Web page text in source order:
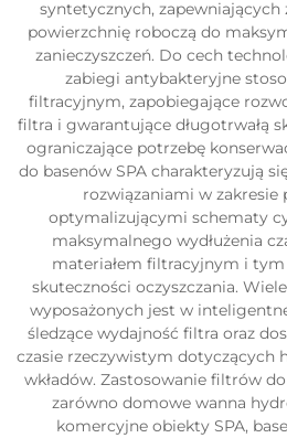
syntetycznych, zapewniających
powierzchnię roboczą do
zanieczyszczeń. Do cech
zabiegi antybakteryjne
filtracyjnym, zapobiegające
filtra i gwarantujące długotrwałą
ograniczające potrzebę
do basenów SPA charakteryzują
rozwiązaniami w zakresie
optymalizującymi schematy
maksymalnego wydłużenia
materiałem filtracyjnym i
skuteczności oczyszczania.
wyposażonych jest w
śledzące wydajność filtra oraz
czasie rzeczywistym
wkładów. Zastosowanie filtrów
zarówno domowe wanna
komercyjne obiekty SPA,